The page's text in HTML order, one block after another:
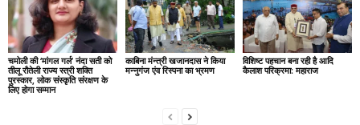
चमोली की ‘मांगल गर्ल’ नंदा सती को
तीलू रौतेली राज्य स्त्री शक्ति
पुरस्कार, लोक संस्कृति संरक्षण के
लिए होगा सम्मान
काबिना मंन्त्री खजानदास ने किया
मन्नुगंज एंव रिस्पना का भ्रमण
विशिष्ट पहचान बना रही है आदि
कैलाश परिक्रमा: महाराज